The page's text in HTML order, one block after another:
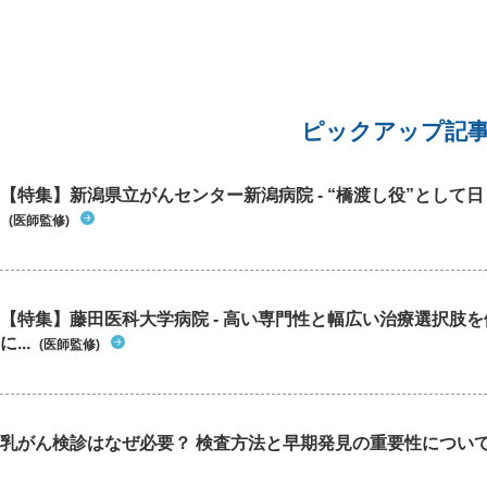
ピックアップ記
【特集】新潟県立がんセンター新潟病院 - “橋渡し役”として
(医師監修)
【特集】藤田医科大学病院 - 高い専門性と幅広い治療選択肢
に... (医師監修)
乳がん検診はなぜ必要？ 検査方法と早期発見の重要性につい